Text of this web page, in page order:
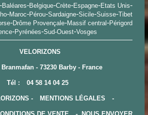
-Baléares-Belgique-Crète-Espagne-Etats Unis-
-Maroc-Pérou-Sardaigne-Sicile-Suisse-Tibet
-Drôme Provençale-Massif central-Périgord
-Pyrénées-Sud-Ouest-Vosges
VELORIZONS
- 73230 Barby - France
Tél : 04 58 14 04 25
- MENTIONS LÉGALES -